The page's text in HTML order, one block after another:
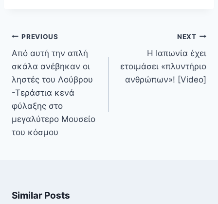
Πλοήγηση
άρθρων
PREVIOUS
Από αυτή την απλή
σκάλα ανέβηκαν οι
ληστές του Λούβρου
-Τεράστια κενά
φύλαξης στο
μεγαλύτερο Μουσείο
του κόσμου
NEXT
Η Ιαπωνία έχει
ετοιμάσει «πλυντήριο
ανθρώπων»! [Video]
Similar Posts